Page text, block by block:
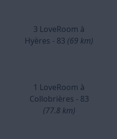
3 LoveRoom à
Hyères - 83 (69 km)
1 LoveRoom à
Collobrières - 83
(77.8 km)